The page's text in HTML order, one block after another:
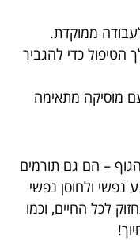
ממוקדת.
הטיפול כדי להגביר
מוסיקה מתאימה
– הם גם תורמים
נפשי ולחוסן נפשי
לכל החיים, וכמו